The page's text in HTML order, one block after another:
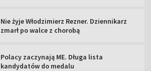
Nie żyje Włodzimierz Rezner. Dziennikarz
zmarł po walce z chorobą
Polacy zaczynają ME. Długa lista
kandydatów do medalu